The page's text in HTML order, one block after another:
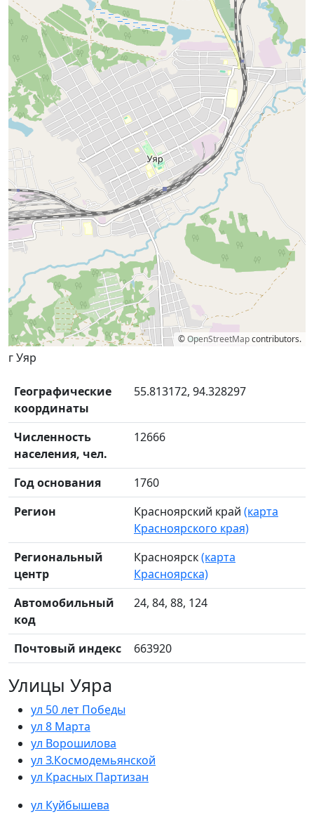
©OpenStreetMapcontributors.
г Уяр
Географические
координаты
55.813172, 94.328297
Численность
населения, чел.
12666
Год основания
1760
Регион
Красноярский край (карта
Красноярского края)
Региональный
центр
Красноярск(карта
Красноярска)
Автомобильный
код
24, 84, 88, 124
Почтовый индекс 663920
Улицы Уяра
ул 50 лет Победы
ул 8 Марта
ул Ворошилова
ул З.Космодемьянской
ул Красных Партизан
ул Куйбышева